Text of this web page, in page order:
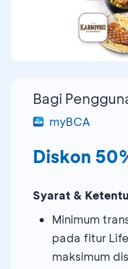
Bagi
myBCA
Diskon
Syarat &
Minimum
pada fitur
maksimum